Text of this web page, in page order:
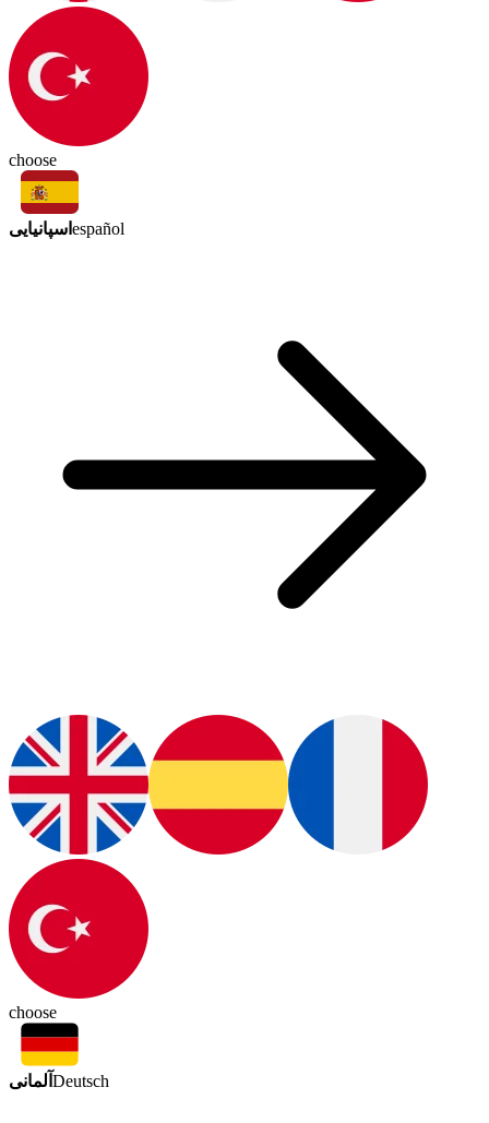
choose
اسپانیایی español
choose
آلمانی Deutsch